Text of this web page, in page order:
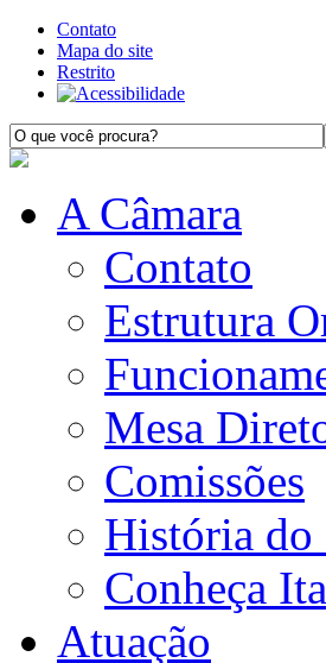
Contato
Mapa do site
Restrito
A Câmara
Contato
Estrutura
Mesa
Comissões
História
Conheça
Atuação